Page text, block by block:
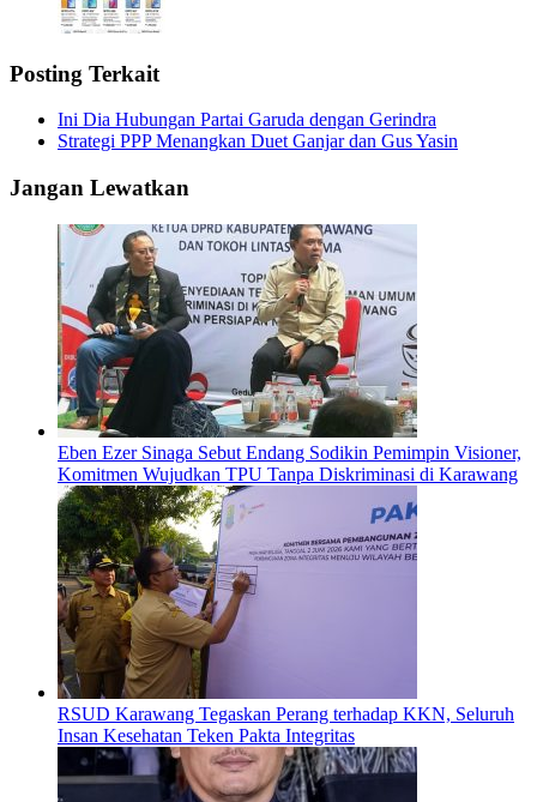
Posting Terkait
Ini Dia Hubungan Partai Garuda dengan Gerindra
Strategi PPP Menangkan Duet Ganjar dan Gus Yasin
Jangan Lewatkan
Eben Ezer Sinaga Sebut Endang Sodikin Pemimpin Visioner,
Komitmen Wujudkan TPU Tanpa Diskriminasi di Karawang
RSUD Karawang Tegaskan Perang terhadap KKN, Seluruh
Insan Kesehatan Teken Pakta Integritas